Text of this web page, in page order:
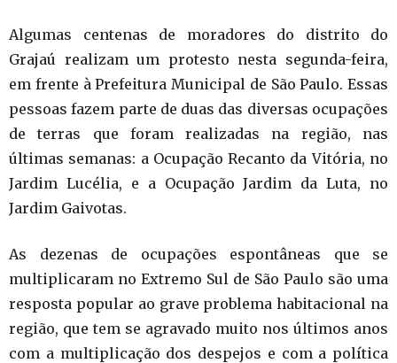
Algumas centenas de moradores do distrito do
Grajaú realizam um protesto nesta segunda-feira,
em frente à Prefeitura Municipal de São Paulo. Essas
pessoas fazem parte de duas das diversas ocupações
de terras que foram realizadas na região, nas
últimas semanas: a Ocupação Recanto da Vitória, no
Jardim Lucélia, e a Ocupação Jardim da Luta, no
Jardim Gaivotas.
As dezenas de ocupações espontâneas que se
multiplicaram no Extremo Sul de São Paulo são uma
resposta popular ao grave problema habitacional na
região, que tem se agravado muito nos últimos anos
com a multiplicação dos despejos e com a política